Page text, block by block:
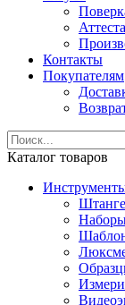
Контакты
Покупателям
Каталог товаров